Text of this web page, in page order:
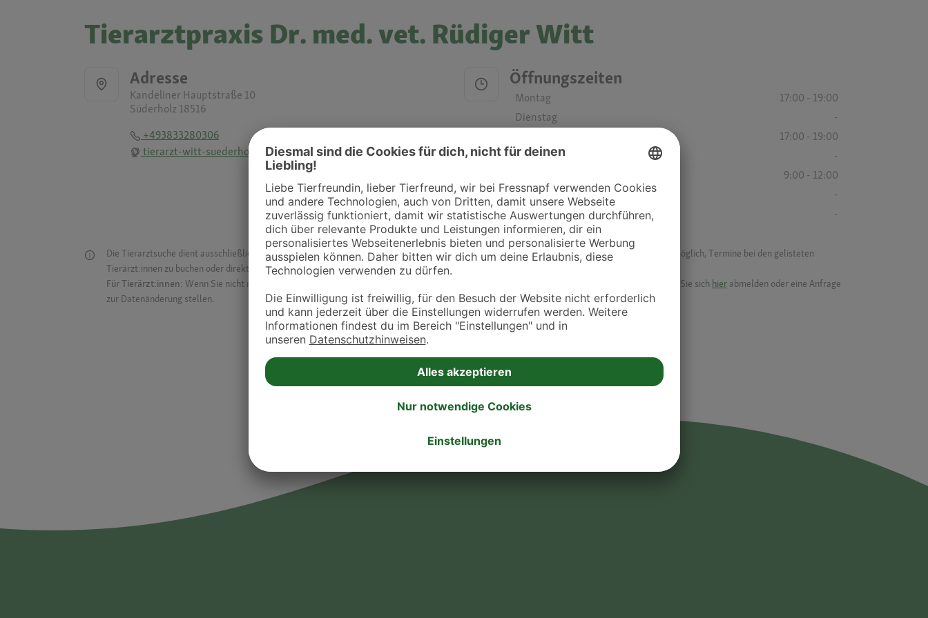
Tierarztpraxis Dr. med. vet. Rüdiger Witt
Adresse
Kandeliner Hauptstraße 10
Süderholz 18516
+493833280306
tierarzt-witt-suederholz.de
Öffnungszeiten
Montag
17:00 - 19:00
Dienstag
-
17:00 - 19:00
Donnerstag
-
9:00 - 12:00
Samstag
-
Sonntag
-
Die Tierarztsuche dient ausschließlich dazu, Tierarztpraxen und Kliniken in deiner Nähe übersichtlich anzuzeigen. Über Dr. Fressnapf ist es nicht möglich, Termine bei den gelisteten
Tierärzt:innen zu buchen oder direkt mit ihnen in Kontakt zu treten. Bitte wende dich hierfür direkt an die jeweilige Praxis oder Klinik.
Für Tierärzt:innen: Wenn Sie nicht mehr auf der Dr. Fressnapf Tierarztsuche als Praxis gelistet werden oder Ihre Daten ändern möchten, können Sie sich hier abmelden oder eine Anfrage
zur Datenänderung stellen.